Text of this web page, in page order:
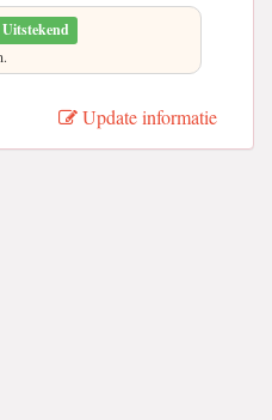
Uitstekend
Update informatie